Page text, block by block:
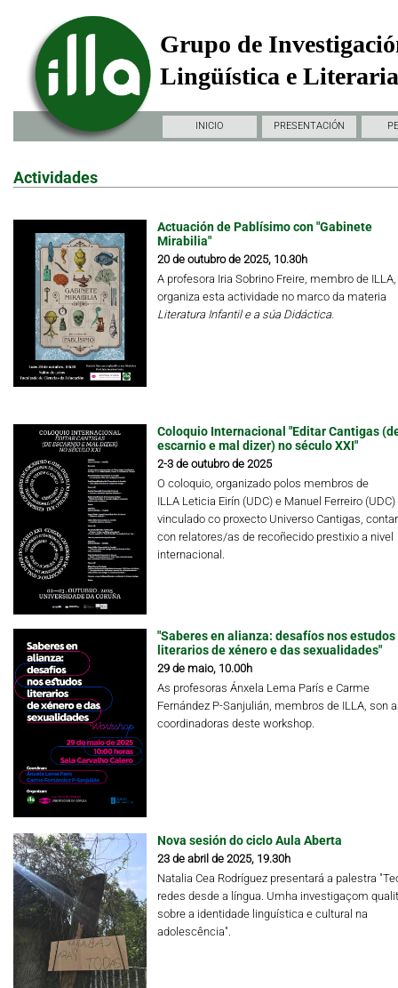
Grupo de
Lingüística e
INICIO PRESENTACIÓN
Actividades
Actuación de Pablísimo con "Gabinete
Mirabilia"
20 de outubro de 2025, 10.30h
A profesora Iria Sobrino Freire, membro de ILLA,
organiza esta actividade no marco da materia
Literatura Infantil e a súa Didáctica.
Coloquio Internacional "Editar Cantigas
escarnio e mal dizer) no século XXI"
2-3 de outubro de 2025
O coloquio, organizado polos membros de
ILLA Leticia Eirín (UDC) e Manuel Ferreiro (UDC)
vinculado co proxecto Universo Cantigas,
con relatores/as de recoñecido prestixio a nivel
internacional.
"Saberes en alianza: desafíos nos estudos
literarios de xénero e das sexualidades"
29 de maio, 10.00h
As profesoras Ánxela Lema París e Carme
Fernández P-Sanjulián, membros de ILLA, son
coordinadoras deste workshop.
Nova sesión do ciclo Aula Aberta
23 de abril de 2025, 19.30h
Natalia Cea Rodríguez presentará a palestra
redes desde a língua. Umha investigaçom
sobre a identidade linguística e cultural na
adolescência".